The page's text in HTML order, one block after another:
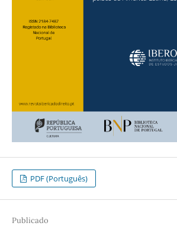
PDF (Português)
Publicado